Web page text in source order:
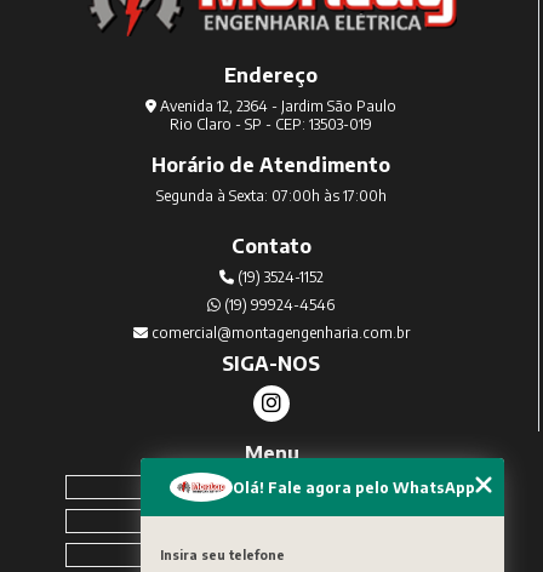
Endereço
Avenida 12, 2364 - Jardim São Paulo
Rio Claro - SP - CEP: 13503-019
Horário de Atendimento
Segunda à Sexta: 07:00h às 17:00h
Contato
(19) 3524-1152
(19) 99924-4546
comercial@montagengenharia.com.br
SIGA-NOS
Menu
Home
Sobre Nós
Serviços
Olá! Fale agora pelo WhatsApp
Insira seu telefone